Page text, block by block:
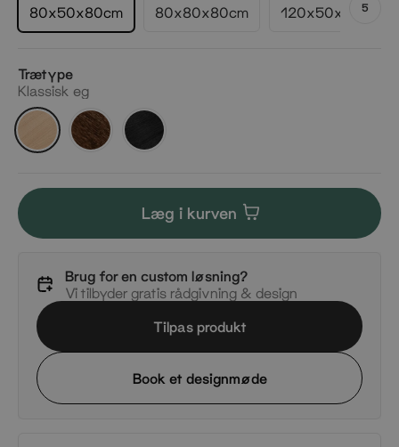
80x50x80cm 80x80x80cm 120x50x80cm
5
Trætype
Klassisk eg
Klassisk
eg
Røget
eg
Mørk
eg
Læg i kurven
Brug for en custom løsning?
Vi tilbyder gratis rådgivning & design
Tilpas produkt
Book et designmøde